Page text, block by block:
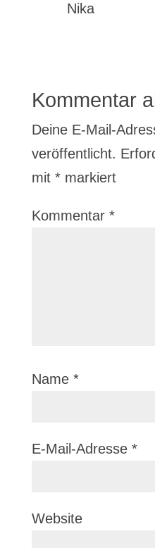
Nika
Kommentar
Deine E-Mail-
veröffentlicht.
mit *markiert
Kommentar *
Name *
E-Mail-Adresse *
Website